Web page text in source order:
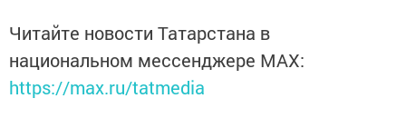
Читайте новости Татарстана в
национальном мессенджере MАХ:
https://max.ru/tatmedia